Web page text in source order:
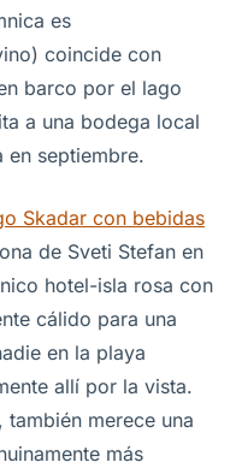
es
coincide con
barco por el lago
a una bodega local
en septiembre.
Skadar con bebidas
de Sveti Stefan en
hotel-isla rosa con
cálido para una
en la playa
allí por la vista.
también merece una
más